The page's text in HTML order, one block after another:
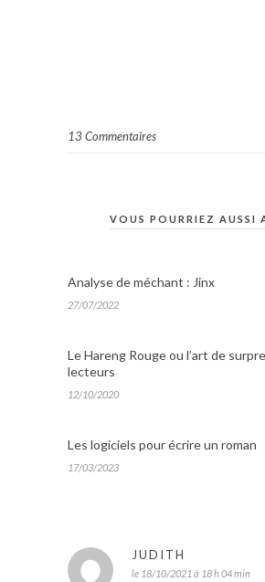
13 Commentaires
VOUS POURRIEZ AUSSI
Analyse de méchant : Jinx
27/07/2022
Le Hareng Rouge ou l’art de
lecteurs
12/10/2020
Les logiciels pour écrire un roman
17/03/2023
JUDITH
le 18/10/2021 à 18 h 04 min